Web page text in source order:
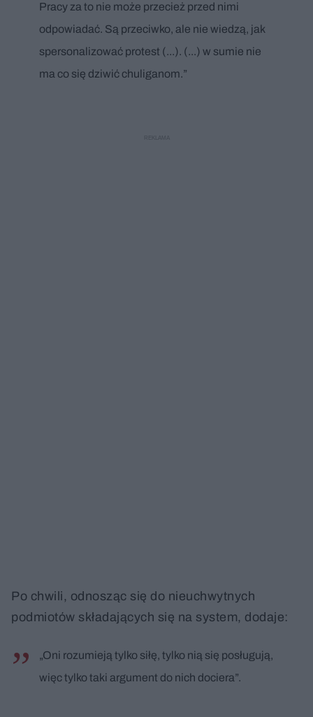
Pracy za to nie może przecież przed nimi
odpowiadać. Są przeciwko, ale nie wiedzą, jak
spersonalizować protest (...). (...) w sumie nie
ma co się dziwić chuliganom.”
Po chwili, odnosząc się do nieuchwytnych
podmiotów składających się na system, dodaje:
„Oni rozumieją tylko siłę, tylko nią się posługują,
więc tylko taki argument do nich dociera”.